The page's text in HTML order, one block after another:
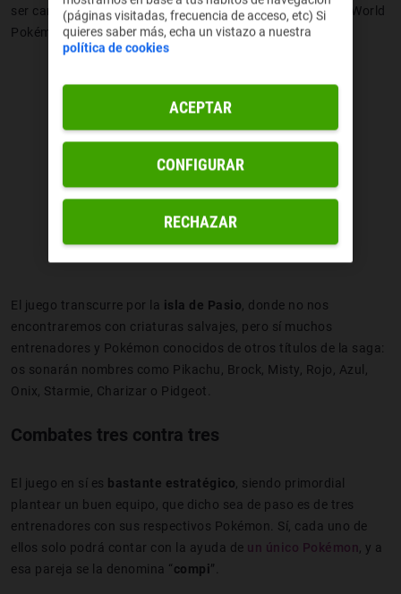
ser campeones del mundo, o mejor dicho,ganar el WPM
(World
Pokémon Masters).
El juego transcurre por la isla de Pasio , donde no nos
encontraremos con criaturas salvajes, pero sí muchos
entrenadores y Pokémon conocidos de otros títulos de la saga:
os sonarán nombres como Pikachu, Brock, Misty, Rojo, Azul,
Onix, Starmie, Charizar o Pidgeot.
Combates tres contra tres
El juego en sí es bastante estratégico , siendo primordial
plantear un buen equipo, que dicho sea de paso es de tres
entrenadores con sus respectivos Pokémon. Sí, cada uno de
ellos solo podrá contar con la ayuda de un único Pokémon , y a
esa pareja se la denomina “compi”.
(páginas visitadas, frecuencia de acceso, etc) Si
quieres saber más, echa un vistazo a nuestra
política de cookies
RECHAZAR
ACEPTAR
CONFIGURAR